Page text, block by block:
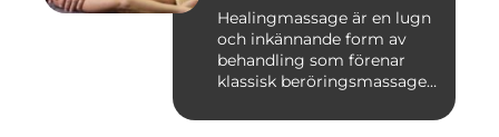
Healingmassage är en lugn
och inkännande form av
behandling som förenar
klassisk beröringsmassage